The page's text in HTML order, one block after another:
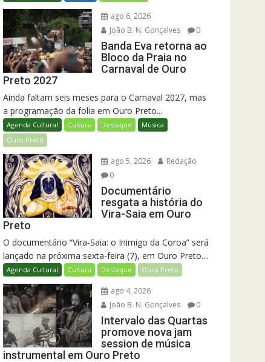
ago 6, 2026
João B. N. Gonçalves
0
Banda Eva retorna ao
Bloco da Praia no
Carnaval de Ouro
Preto 2027
Ainda faltam seis meses para o Carnaval 2027, mas
a programação da folia em Ouro Preto...
Agenda Cultural Cultura Destaque
Música
Ouro Preto
ago 5, 2026
Redação
0
Documentário
resgata a história do
Vira-Saia em Ouro
Preto
O documentário “Vira-Saia: o Inimigo da Coroa” será
lançado na próxima sexta-feira (7), em Ouro Preto....
Agenda Cultural Cultura Destaque Ouro Preto
ago 4, 2026
João B. N. Gonçalves
0
Intervalo das Quartas
promove nova jam
session de música
instrumental em Ouro Preto